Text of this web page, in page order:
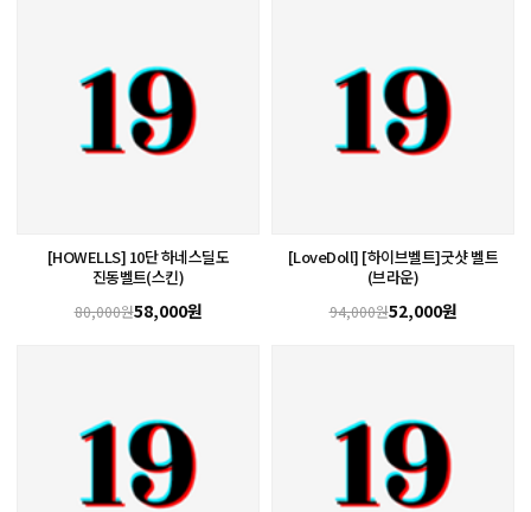
[HOWELLS] 10단 하네스딜도
진동벨트(스킨)
80,000원58,000원
[LoveDoll] [하이브벨트]굿샷 벨트
(브라운)
94,000원52,000원